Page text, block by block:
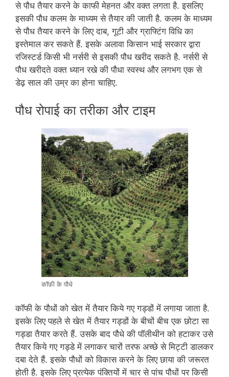
से पौध तैयार करने के काफी मेहनत और वक्त लगता है. इसलिए
इसकी पौध कलम के माध्यम से तैयार की जाती है. कलम के माध्यम
से पौध तैयार करने के लिए दाब, गूटी और ग्राफ्टिंग विधि का
इस्तेमाल कर सकते हैं. इसके अलावा किसान भाई सरकार द्वारा
रजिस्टर्ड किसी भी नर्सरी से इसकी पौध खरीद सकते है. नर्सरी से
पौध खरीदते वक्त ध्यान रखे की पौधा स्वस्थ और लगभग एक से
डेढ़ साल की उम्र का होना चाहिए.
पौध रोपाई का तरीका और टाइम
कॉफ़ी के पौधे
कॉफी के पौधों को खेत में तैयार किये गए गड्डों में लगाया जाता है.
इसके लिए पहले से खेत में तैयार गड्डों के बीचों बीच एक छोटा सा
गड्डा तैयार करते हैं. उसके बाद पौधे की पॉलीथीन को हटाकर उसे
तैयार किये गए गड्डे में लगाकर चारों तरफ अच्छे से मिट्टी डालकर
दबा देते हैं. इसके पौधों को विकास करने के लिए छाया की जरूरत
होती है. इसके लिए प्रत्येक पंक्तियों में चार से पांच पौधों पर किसी